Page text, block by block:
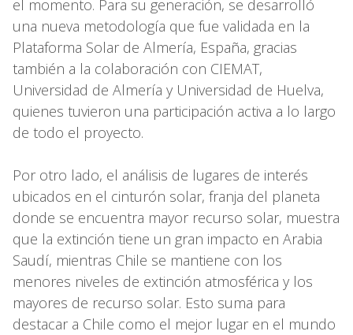
el momento. Para su generación, se desarrolló
una nueva metodología que fue validada en la
Plataforma Solar de Almería, España, gracias
también a la colaboración con CIEMAT,
Universidad de Almería y Universidad de Huelva,
quienes tuvieron una participación activa a lo largo
de todo el proyecto.
Por otro lado, el análisis de lugares de interés
ubicados en el cinturón solar, franja del planeta
donde se encuentra mayor recurso solar, muestra
que la extinción tiene un gran impacto en Arabia
Saudí, mientras Chile se mantiene con los
menores niveles de extinción atmosférica y los
mayores de recurso solar. Esto suma para
destacar a Chile como el mejor lugar en el mundo